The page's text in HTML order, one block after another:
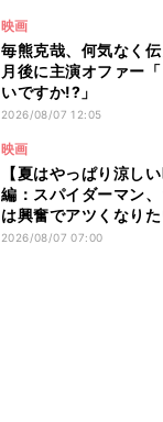
映画
毎熊克哉、何気なく
月後に主演オファー
いですか!?」
2026/08/07 12:05
映画
【夏はやっぱり涼し
編：スパイダーマン
は興奮でアツくなり
リしたい? - 編集部が
2026/08/07 07:00